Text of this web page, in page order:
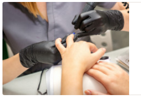
Voir
Allergie
latex